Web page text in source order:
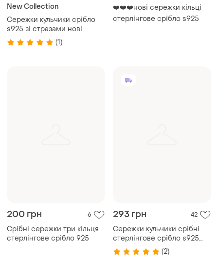
New Collection
Сережки кульчики срібло
s925 зі стразами нові
(1)
❤️❤️❤️нові сережки кільці
стерлінгове срібло s925
200 грн 6
Срібні сережки три кільця
стерлінгове срібло 925
293 грн 42
Сережки кульчики срібні
стерлінгове срібло s925
нові
(2)